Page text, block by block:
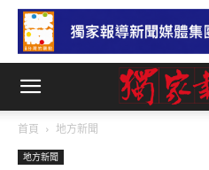
首頁 地方新聞
地方新聞